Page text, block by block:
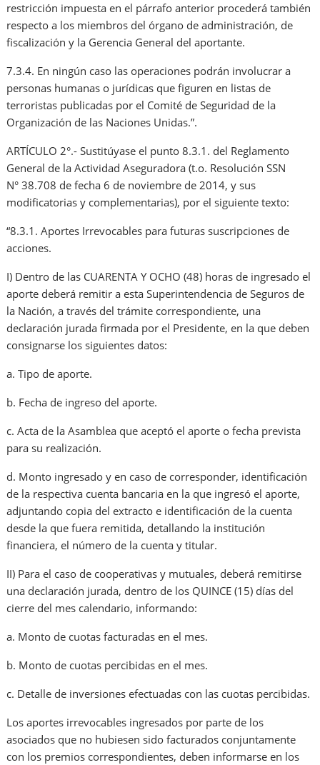
restricción impuesta en el párrafo anterior procederá también
respecto a los miembros del órgano de administración, de
fiscalización y la Gerencia General del aportante.
7.3.4. En ningún caso las operaciones podrán involucrar a
personas humanas o jurídicas que figuren en listas de
terroristas publicadas por el Comité de Seguridad de la
Organización de las Naciones Unidas.”.
ARTÍCULO 2°.- Sustitúyase el punto 8.3.1. del Reglamento
General de la Actividad Aseguradora (t.o. Resolución SSN
N° 38.708 de fecha 6 de noviembre de 2014, y sus
modificatorias y complementarias), por el siguiente texto:
“8.3.1. Aportes Irrevocables para futuras suscripciones de
acciones.
I) Dentro de las CUARENTA Y OCHO (48) horas de ingresado el
aporte deberá remitir a esta Superintendencia de Seguros de
la Nación, a través del trámite correspondiente, una
declaración jurada firmada por el Presidente, en la que deben
consignarse los siguientes datos:
a. Tipo de aporte.
b. Fecha de ingreso del aporte.
c. Acta de la Asamblea que aceptó el aporte o fecha prevista
para su realización.
d. Monto ingresado y en caso de corresponder, identificación
de la respectiva cuenta bancaria en la que ingresó el aporte,
adjuntando copia del extracto e identificación de la cuenta
desde la que fuera remitida, detallando la institución
financiera, el número de la cuenta y titular.
II) Para el caso de cooperativas y mutuales, deberá remitirse
una declaración jurada, dentro de los QUINCE (15) días del
cierre del mes calendario, informando:
a. Monto de cuotas facturadas en el mes.
b. Monto de cuotas percibidas en el mes.
c. Detalle de inversiones efectuadas con las cuotas percibidas.
Los aportes irrevocables ingresados por parte de los
asociados que no hubiesen sido facturados conjuntamente
con los premios correspondientes, deben informarse en los